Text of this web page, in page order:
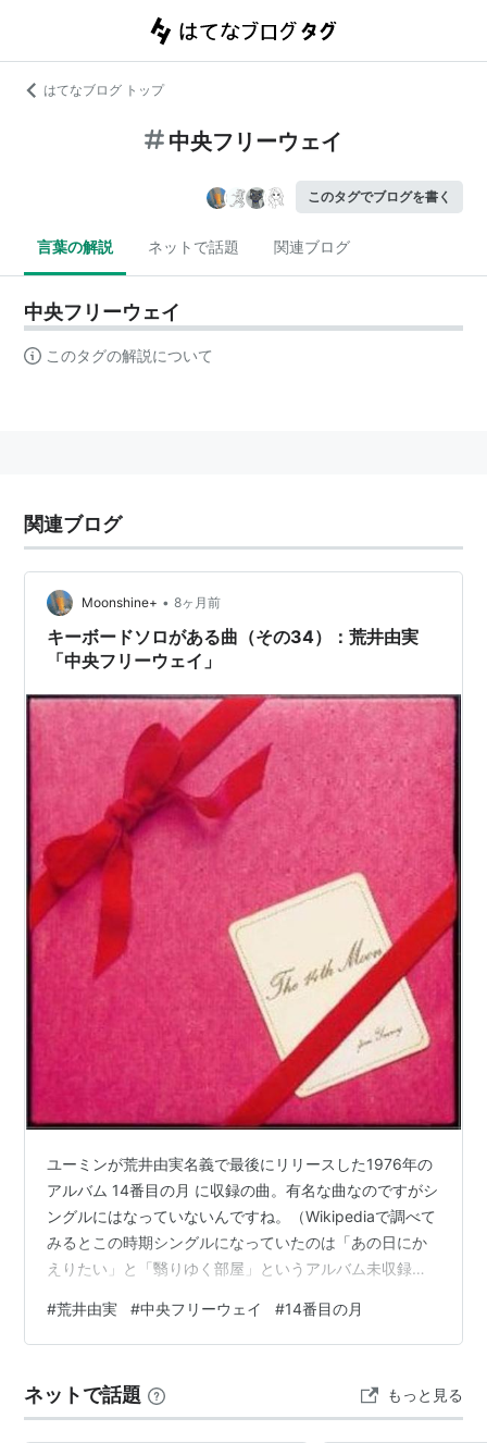
はてなブログ トップ
中央フリーウェイ
このタグでブログを書く
言葉の解説 ネットで話題 関連ブログ
中央フリーウェイ
このタグの解説について
関連ブログ
Moonshine+ • 8ヶ月前
キーボードソロがある曲（その34）：荒井由実
「中央フリーウェイ」
ユーミンが荒井由実名義で最後にリリースした1976年の
アルバム 14番目の月 に収録の曲。有名な曲なのですがシ
ングルにはなっていないんですね。（Wikipediaで調べて
みるとこの時期シングルになっていたのは「あの日にか
えりたい」と「翳りゆく部屋」というアルバム未収録の
ゆる「シティポップ」と呼ばれる曲調なのですが、サウ
ンドのメインになっているのはフェーザーが掛かったエ
ンで、当時流行り出していたフュージョンミュージック
をかなり意識したアレンジだと思います。編曲はキーボ
#荒井由実 #中央フリーウェイ #14番目の月
ネットで話題 もっと見る